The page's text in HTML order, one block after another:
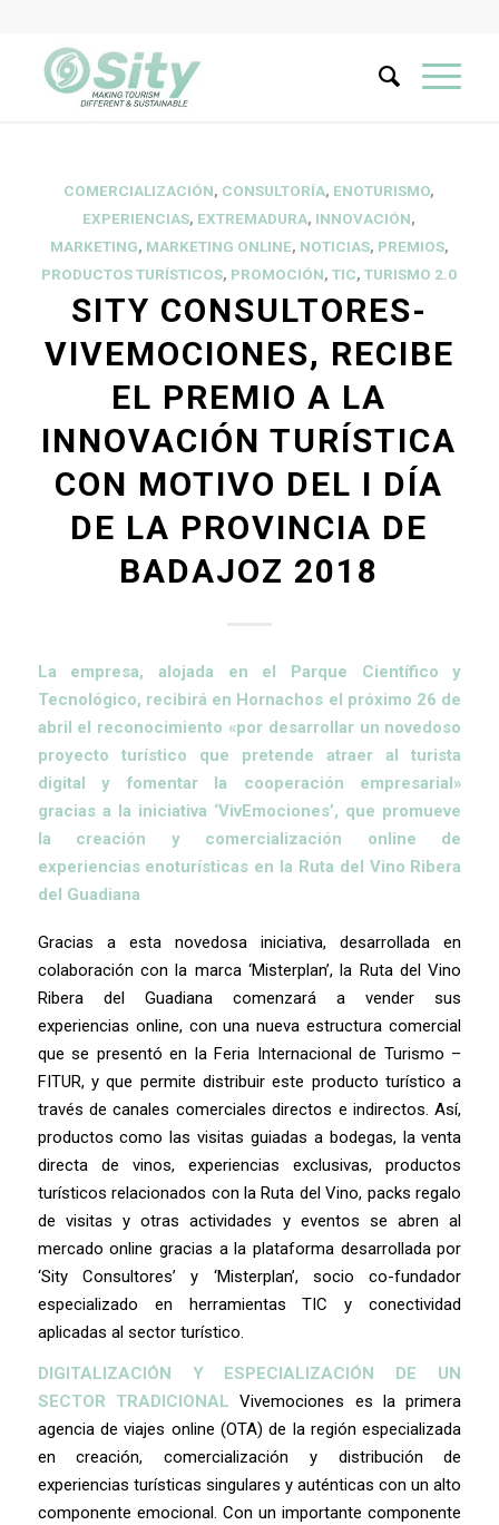
COMERCIALIZACIÓN, CONSULTORÍA, ENOTURISMO,
EXPERIENCIAS, EXTREMADURA, INNOVACIÓN,
MARKETING, MARKETING ONLINE, NOTICIAS, PREMIOS,
PRODUCTOS TURÍSTICOS, PROMOCIÓN,TIC,TURISMO 2.0
SITY CONSULTORES-
VIVEMOCIONES, RECIBE
EL PREMIO A LA
INNOVACIÓN TURÍSTICA
CON MOTIVO DEL I DÍA
DE LA PROVINCIA DE
BADAJOZ 2018
La empresa, alojada en el Parque Científico y
Tecnológico, recibirá en Hornachos el próximo 26 de
abril el reconocimiento «por desarrollar un novedoso
proyecto turístico que pretende atraer al turista
digital y fomentar la cooperación empresarial»
gracias a la iniciativa ‘VivEmociones’, que promueve
la creación y comercialización online de
experiencias enoturísticas en la Ruta del Vino Ribera
del Guadiana
Gracias a esta novedosa iniciativa, desarrollada en
colaboración con la marca ‘Misterplan’, la Ruta del Vino
Ribera del Guadiana comenzará a vender sus
experiencias online, con una nueva estructura comercial
que se presentó en la Feria Internacional de Turismo –
FITUR, y que permite distribuir este producto turístico a
través de canales comerciales directos e indirectos. Así,
productos como las visitas guiadas a bodegas, la venta
directa de vinos, experiencias exclusivas, productos
turísticos relacionados con la Ruta del Vino, packs regalo
de visitas y otras actividades y eventos se abren al
mercado online gracias a la plataforma desarrollada por
‘Sity Consultores’ y ‘Misterplan’, socio co-fundador
especializado en herramientas TIC y conectividad
aplicadas al sector turístico.
DIGITALIZACIÓN Y ESPECIALIZACIÓN DE UN
SECTOR TRADICIONAL Vivemociones es la primera
agencia de viajes online (OTA) de la región especializada
en creación, comercialización y distribución de
experiencias turísticas singulares y auténticas con un alto
componente emocional. Con un importante componente